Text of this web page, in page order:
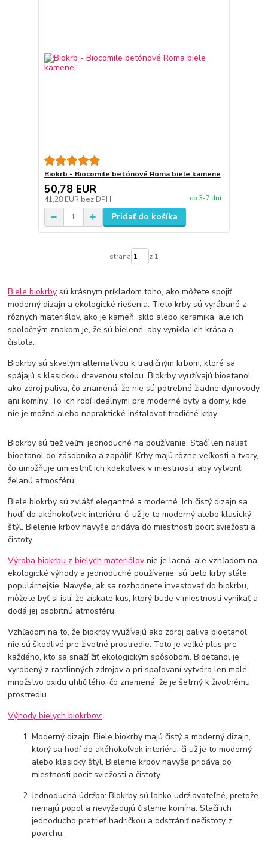
Biokrb - Biocomile betónové Roma biele kamene
50,78 EUR
41,28 EUR bez DPH do 3-7 dní
Pridať do košíka
strana z 1
Biele biokrby sú krásnym príkladom toho, ako môžete spojiť
moderný dizajn a ekologické riešenia. Tieto krby sú vyrábané z
rôznych materiálov, ako je kameň, sklo alebo keramika, ale ich
spoločným znakom je, že sú bielené, aby vynikla ich krása a
čistota.
Biokrby sú skvelým alternatívou k tradičným krbom, ktoré sa
spájajú s klasickou drevenou stolou. Biokrby využívajú bioetanol
ako zdroj paliva, čo znamená, že nie sú potrebné žiadne dymovody
ani komíny. To ich robí ideálnymi pre moderné byty a domy, kde
nie je možné alebo nepraktické inštalovať tradičné krby.
Biokrby sú tiež veľmi jednoduché na používanie. Stačí len naliať
bioetanol do zásobníka a zapáliť. Krby majú rôzne veľkosti a tvary,
čo umožňuje umiestniť ich kdekoľvek v miestnosti, aby vytvorili
želanú atmosféru.
Biele biokrby sú zvlášť elegantné a moderné. Ich čistý dizajn sa
hodí do akéhokoľvek interiéru, či už je to moderný alebo klasický
štýl. Bielenie krbov navyše pridáva do miestnosti pocit sviežosti a
čistoty.
Výroba biokrbu z bielych materiálov nie je lacná, ale vzhľadom na
ekologické výhody a jednoduché používanie, sú tieto krby stále
populárnejšie. Navyše, ak sa rozhodnete investovať do biokrbu,
môžete byť si istí, že získate kus, ktorý bude v miestnosti vynikať a
dodá jej osobitnú atmosféru.
Vzhľadom na to, že biokrby využívajú ako zdroj paliva bioetanol,
nie sú škodlivé pre životné prostredie. Toto je veľké plus pre
každého, kto sa snaží žiť ekologickým spôsobom. Bioetanol je
vyrobený z rastlinných zdrojov a pri spaľovaní vytvára len malé
množstvo oxidu uhličitého, čo znamená, že je šetrný k životnému
prostrediu.
Výhody bielych biokrbov:
Moderný dizajn: Biele biokrby majú čistý a moderný dizajn,
ktorý sa hodí do akéhokoľvek interiéru, či už je to moderný
alebo klasický štýl. Bielenie krbov navyše pridáva do
miestnosti pocit sviežosti a čistoty.
Jednoduchá údržba: Biokrby sú ľahko udržiavateľné, pretože
nemajú popol a nevyžadujú čistenie komína. Stačí ich
jednoducho pretrieť hadričkou a odstrániť nečistoty z
povrchu.